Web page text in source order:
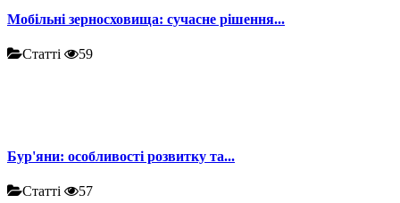
Мобільні зерносховища: сучасне рішення...
Статті 59
Бур'яни: особливості розвитку та...
Статті 57